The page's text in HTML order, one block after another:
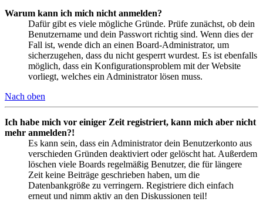
Warum kann ich mich nicht anmelden?
Dafür gibt es viele mögliche Gründe. Prüfe zunächst, ob dein
Benutzername und dein Passwort richtig sind. Wenn dies der
Fall ist, wende dich an einen Board-Administrator, um
sicherzugehen, dass du nicht gesperrt wurdest. Es ist ebenfalls
möglich, dass ein Konfigurationsproblem mit der Website
vorliegt, welches ein Administrator lösen muss.
Nach oben
Ich habe mich vor einiger Zeit registriert, kann mich aber nicht
mehr anmelden?!
Es kann sein, dass ein Administrator dein Benutzerkonto aus
verschieden Gründen deaktiviert oder gelöscht hat. Außerdem
löschen viele Boards regelmäßig Benutzer, die für längere
Zeit keine Beiträge geschrieben haben, um die
Datenbankgröße zu verringern. Registriere dich einfach
erneut und nimm aktiv an den Diskussionen teil!